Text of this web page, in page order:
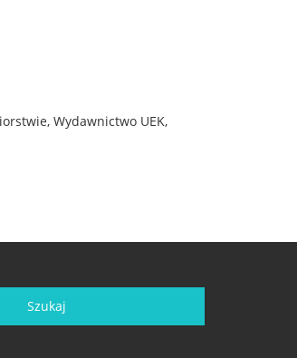
Wydawnictwo UEK,